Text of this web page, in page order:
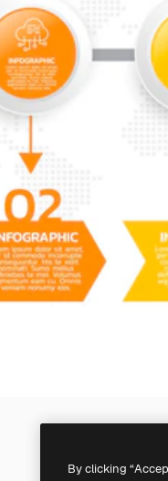
By clicking